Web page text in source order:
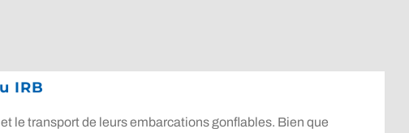
IRB
le transport de leurs embarcations gonflables. Bien que